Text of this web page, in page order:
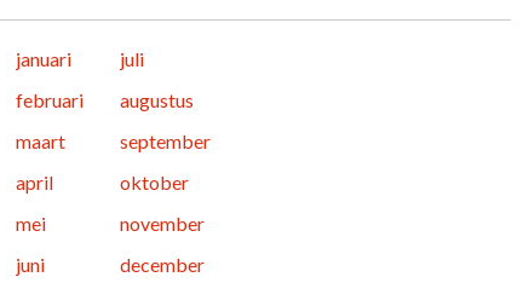
januari
februari
maart
april
mei
juni
juli
augustus
september
oktober
november
december